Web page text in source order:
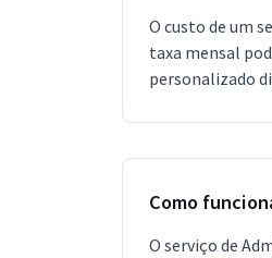
O custo de um
taxa mensal
personalizado
Como
O serviço de